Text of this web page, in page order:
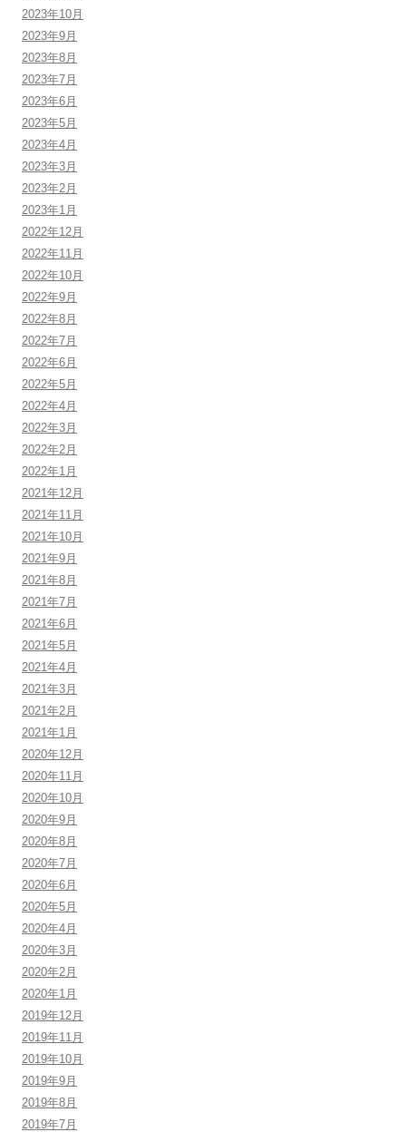
2023年10月
2023年9月
2023年8月
2023年7月
2023年6月
2023年5月
2023年4月
2023年3月
2023年2月
2023年1月
2022年12月
2022年11月
2022年10月
2022年9月
2022年8月
2022年7月
2022年6月
2022年5月
2022年4月
2022年3月
2022年2月
2022年1月
2021年12月
2021年11月
2021年10月
2021年9月
2021年8月
2021年7月
2021年6月
2021年5月
2021年4月
2021年3月
2021年2月
2021年1月
2020年12月
2020年11月
2020年10月
2020年9月
2020年8月
2020年7月
2020年6月
2020年5月
2020年4月
2020年3月
2020年2月
2020年1月
2019年12月
2019年11月
2019年10月
2019年9月
2019年8月
2019年7月